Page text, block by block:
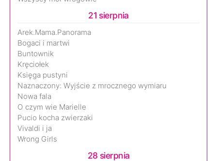
21 sierpnia
Arek.Mama.Panorama
Bogaci i martwi
Buntownik
Kręciołek
Księga pustyni
Naznaczony: Wyjście z mrocznego wymiaru
Nowa fala
O czym wie Marielle
Pucio kocha zwierzaki
Vivaldi i ja
Wrong Girls
28 sierpnia